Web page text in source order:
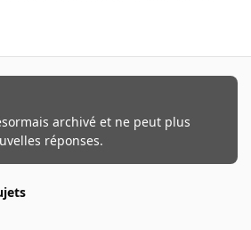
archivé et ne peut plus
réponses.